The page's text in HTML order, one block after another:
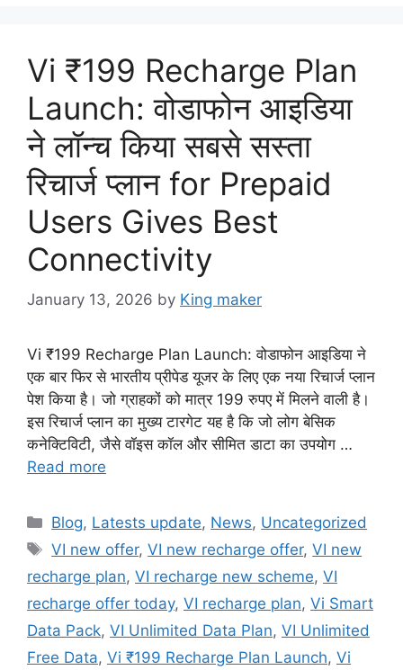
Vi ₹199 Recharge Plan
Launch: वोडाफोन आइडिया
ने लॉन्च किया सबसे सस्ता
रिचार्ज प्लान for Prepaid
Users Gives Best
Connectivity
January 13, 2026 by King maker
Vi ₹199 Recharge Plan Launch: वोडाफोन आइडिया ने
एक बार फिर से भारतीय प्रीपेड यूजर के लिए एक नया रिचार्ज प्लान
पेश किया है। जो ग्राहकों को मात्र 199 रुपए में मिलने वाली है।
इस रिचार्ज प्लान का मुख्य टारगेट यह है कि जो लोग बेसिक
कनेक्टिविटी, जैसे वॉइस कॉल और सीमित डाटा का उपयोग …
Read more
Categories
Blog, Latests update, News, Uncategorized
Tags
VI new offer,VI new recharge offer,VI new
recharge plan, VI recharge new scheme, VI
recharge offer today, VI recharge plan, Vi Smart
Data Pack, VI Unlimited Data Plan, VI Unlimited
Free Data, Vi ₹199 Recharge Plan Launch, Vi